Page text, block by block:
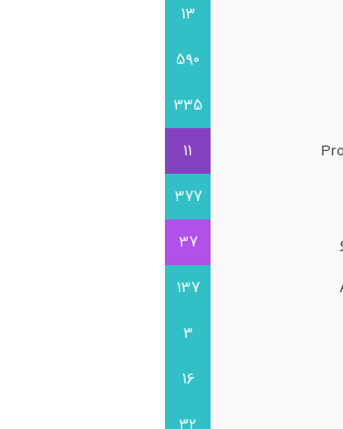
13
590
335
11
377
37
137
3
16